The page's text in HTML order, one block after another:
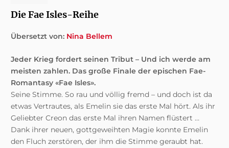
Die Fae Isles-Reihe
Übersetzt von: Nina Bellem
Jeder Krieg fordert seinen Tribut – Und ich werde am
meisten zahlen. Das große Finale der epischen Fae-
Romantasy «Fae Isles».
Seine Stimme. So rau und völlig fremd – und doch ist da
etwas Vertrautes, als Emelin sie das erste Mal hört. Als ihr
Geliebter Creon das erste Mal ihren Namen flüstert …
Dank ihrer neuen, gottgeweihten Magie konnte Emelin
den Fluch zerstören, der ihm die Stimme geraubt hat.